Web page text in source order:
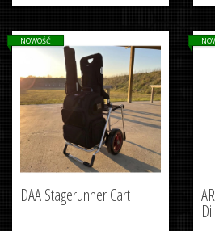
DAA Stagerunner Cart
NOWOŚĆ